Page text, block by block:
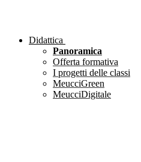
Didattica
Panoramica
Offerta formativa
I progetti delle classi
MeucciGreen
MeucciDigitale